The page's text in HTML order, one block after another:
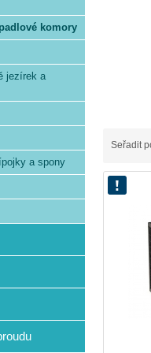
Seřadit
komory
jezírek a
a spony